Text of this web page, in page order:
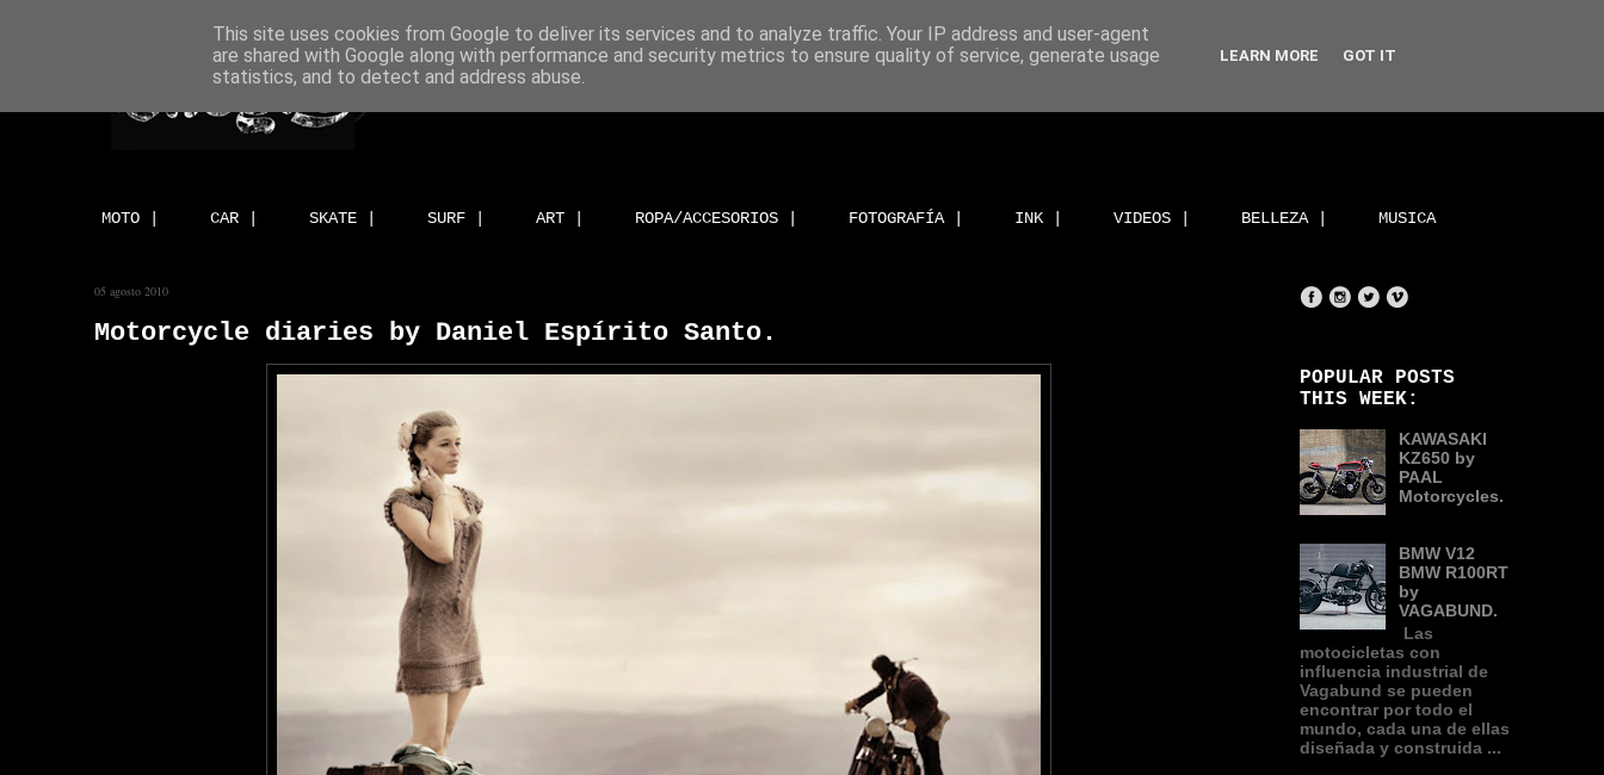
MOTO | CAR | SKATE | SURF | ART | ROPA/ACCESORIOS | FOTOGRAFÍA | INK | VIDEOS | BELLEZA | MUSICA
05 agosto 2010
Motorcycle diaries by Daniel Espírito Santo.
POPULAR POSTS
THIS WEEK:
KAWASAKI
KZ650 by
PAAL
Motorcycles.
BMW V12
BMW R100RT
by
VAGABUND.
Las
motocicletas con
influencia industrial de
Vagabund se pueden
encontrar por todo el
mundo, cada una de ellas
diseñada y construida ...
This site uses cookies from Google to deliver its services and to analyze traffic. Your IP address and user-agent
are shared with Google along with performance and security metrics to ensure quality of service, generate usage
statistics, and to detect and address abuse.
LEARN MORE GOT IT